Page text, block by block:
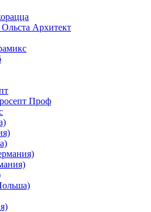
штукатурки
универсальные, нейтральные
санитарные (антигрибковые)
срубов
и краски
декора, патина
(эффект мрамора)
песчаных вихрей)
шпаклевка
Архитект
Проф